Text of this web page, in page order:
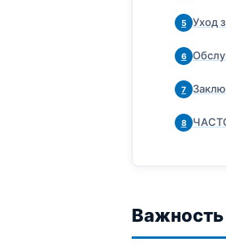
5 Уход
6
7
8
Важность